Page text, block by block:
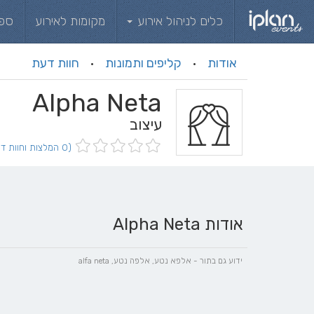
כלים לניהול אירוע מקומות לאירוע
אודות · קליפים ותמונות · חוות דעת
Alpha Neta
עיצוב
(0 המלצות וחוות דעת)
אודות Alpha Neta
ידוע גם בתור - אלפא נטע, אלפה נטע, alfa neta